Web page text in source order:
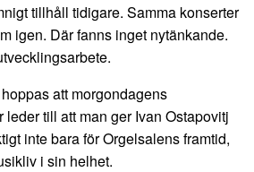
tillhåll tidigare. Samma konserter
igen. Där fanns inget nytänkande.
att morgondagens
till att man ger Ivan Ostapovitj
inte bara för Orgelsalens framtid,
i sin helhet.